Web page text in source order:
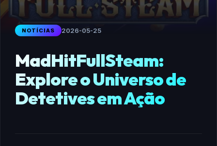
NOTÍCIAS 2026-05-25
MadHitFullSteam:
Explore o Universo de
Detetives em Ação